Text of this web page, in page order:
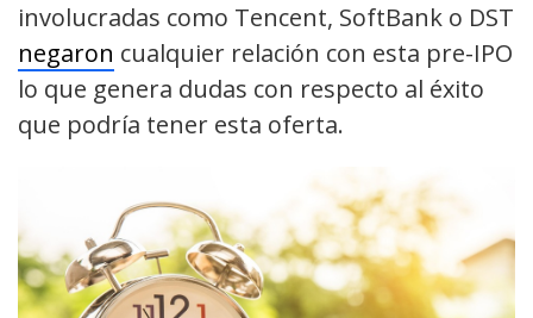
involucradas como Tencent, SoftBank o DST
negaron cualquier relación con esta pre-IPO
lo que genera dudas con respecto al éxito
que podría tener esta oferta.